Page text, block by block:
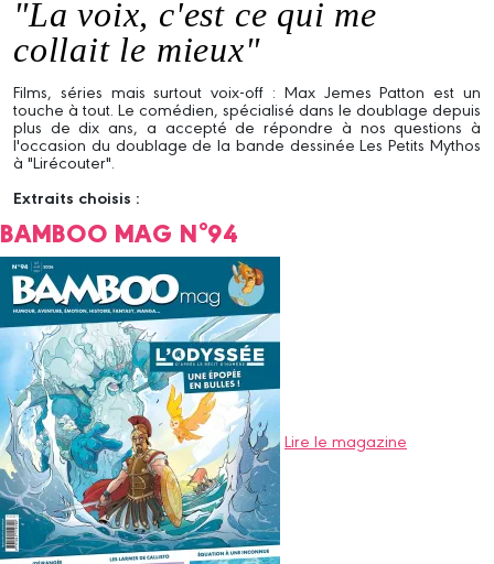
"La voix, c'est ce qui me
collait le mieux"
Films, séries mais surtout voix-off : Max Jemes Patton est un
touche à tout. Le comédien, spécialisé dans le doublage depuis
plus de dix ans, a accepté de répondre à nos questions à
l'occasion du doublage de la bande dessinée Les Petits Mythos
à "Lirécouter".
Extraits choisis :
BAMBOO MAG N°94
Lire le magazine